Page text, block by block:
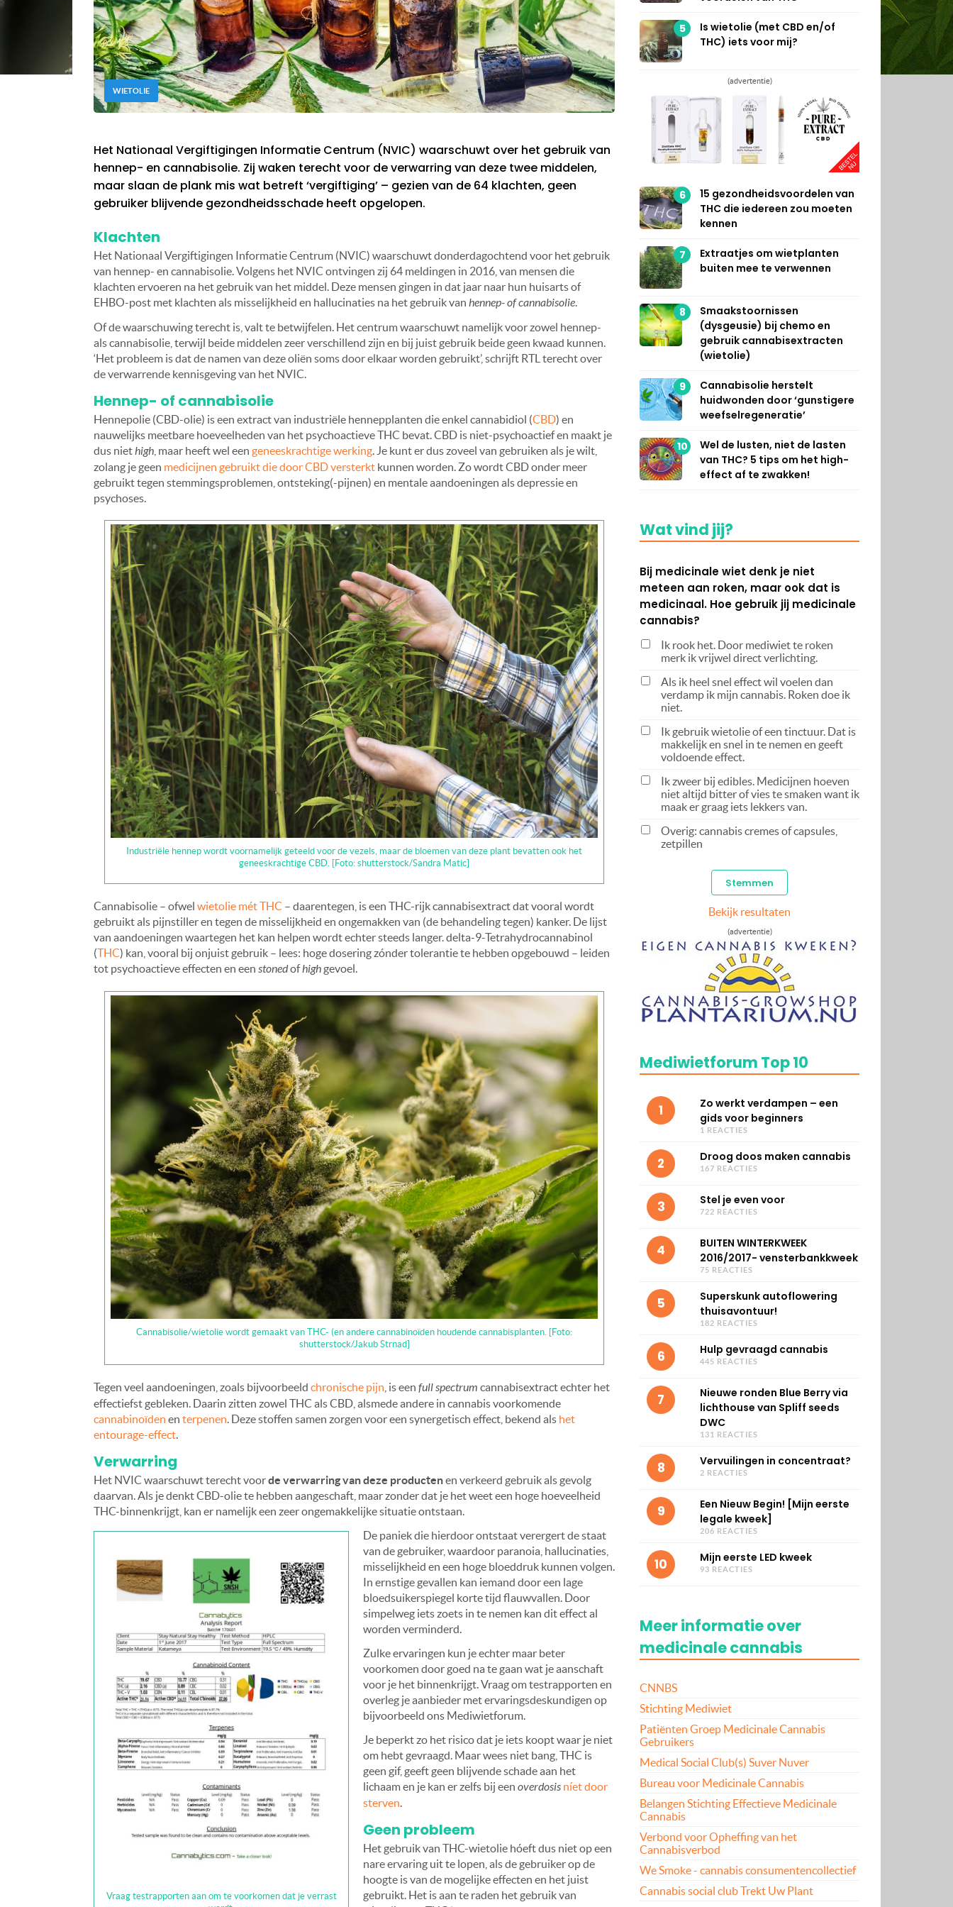
WIETOLIE
Het Nationaal Vergiftigingen Informatie Centrum (NVIC) waarschuwt over het gebruik van
hennep- en cannabisolie. Zij waken terecht voor de verwarring van deze twee middelen,
maar slaan de plank mis wat betreft ‘vergiftiging’ – gezien van de 64 klachten, geen
gebruiker blijvende gezondheidsschade heeft opgelopen.
Klachten
Het Nationaal Vergiftigingen Informatie Centrum (NVIC) waarschuwt donderdagochtend voor het gebruik
van hennep- en cannabisolie. Volgens het NVIC ontvingen zij 64 meldingen in 2016, van mensen die
klachten ervoeren na het gebruik van het middel. Deze mensen gingen in dat jaar naar hun huisarts of
EHBO-post met klachten als misselijkheid en hallucinaties na het gebruik van hennep- of cannabisolie.
Of de waarschuwing terecht is, valt te betwijfelen. Het centrum waarschuwt namelijk voor zowel hennep-
als cannabisolie, terwijl beide middelen zeer verschillend zijn en bij juist gebruik beide geen kwaad kunnen.
‘Het probleem is dat de namen van deze oliën soms door elkaar worden gebruikt’, schrijft RTL terecht over
de verwarrende kennisgeving van het NVIC.
Hennep- of cannabisolie
Hennepolie (CBD-olie) is een extract van industriële hennepplanten die enkel cannabidiol (CBD) en
nauwelijks meetbare hoeveelheden van het psychoactieve THC bevat. CBD is niet-psychoactief en maakt je
dus niethigh , maar heeft wel een geneeskrachtige werking. Je kunt er dus zoveel van gebruiken als je wilt,
zolang je geen medicijnen gebruikt die door CBD versterkt kunnen worden. Zo wordt CBD onder meer
gebruikt tegen stemmingsproblemen, ontsteking(-pijnen) en mentale aandoeningen als depressie en
psychoses.
Industriële hennep wordt voornamelijk geteeld voor de vezels, maar de bloemen van deze plant bevatten ook het
geneeskrachtige CBD. [Foto: shutterstock/Sandra Matic]
Cannabisolie – ofwel wietolie mét THC – daarentegen, is een THC-rijk cannabisextract dat vooral wordt
gebruikt als pijnstiller en tegen de misselijkheid en ongemakken van (de behandeling tegen) kanker. De lijst
van aandoeningen waartegen het kan helpen wordt echter steeds langer. delta-9-Tetrahydrocannabinol
(THC) kan, vooral bij onjuist gebruik – lees: hoge dosering zónder tolerantie te hebben opgebouwd – leiden
tot psychoactieve effecten en een stonedofhigh gevoel.
Cannabisolie/wietolie wordt gemaakt van THC- (en andere cannabinoïden houdende cannabisplanten. [Foto:
shutterstock/Jakub Strnad]
Tegen veel aandoeningen, zoals bijvoorbeeld chronische pijn , is een full spectrum cannabisextract echter het
effectiefst gebleken. Daarin zitten zowel THC als CBD, alsmede andere in cannabis voorkomende
cannabinoïden en terpenen. Deze stoffen samen zorgen voor een synergetisch effect, bekend als het
entourage-effect.
Verwarring
Het NVIC waarschuwt terecht voorde verwarring van deze productenen verkeerd gebruik als gevolg
daarvan. Als je denkt CBD-olie te hebben aangeschaft, maar zonder dat je het weet een hoge hoeveelheid
THC-binnenkrijgt, kan er namelijk een zeer ongemakkelijke situatie ontstaan.
Vraag testrapporten aan om te voorkomen dat je verrast
De paniek die hierdoor ontstaat verergert de staat
van de gebruiker, waardoor paranoia, hallucinaties,
misselijkheid en een hoge bloeddruk kunnen volgen.
In ernstige gevallen kan iemand door een lage
bloedsuikerspiegel korte tijd flauwvallen. Door
simpelweg iets zoets in te nemen kan dit effect al
worden verminderd.
Zulke ervaringen kun je echter maar beter
voorkomen door goed na te gaan wat je aanschaft
voor je het binnenkrijgt. Vraag om testrapporten en
overleg je aanbieder met ervaringsdeskundigen op
bijvoorbeeld ons Mediwietforum.
Je beperkt zo het risico dat je iets koopt waar je niet
om hebt gevraagd. Maar wees niet bang, THC is
geen gif, geeft geen blijvende schade aan het
lichaam en je kan er zelfs bij een overdosis níet door
sterven.
Geen probleem
Het gebruik van THC-wietolie hóeft dus niet op een
nare ervaring uit te lopen, als de gebruiker op de
hoogte is van de mogelijke effecten en het juist
gebruikt. Het is aan te raden het gebruik van
5
Is wietolie (met CBD en/of
THC) iets voor mij?
(advertentie)
6
15 gezondheidsvoordelen van
THC die iedereen zou moeten
kennen
7
Extraatjes om wietplanten
buiten mee te verwennen
8
Smaakstoornissen
(dysgeusie) bij chemo en
gebruik cannabisextracten
(wietolie)
9
Cannabisolie herstelt
huidwonden door ‘gunstigere
weefselregeneratie’
10
Wel de lusten, niet de lasten
van THC? 5 tips om het high-
effect af te zwakken!
Wat vind jij?
Bij medicinale wiet denk je niet
meteen aan roken, maar ook dat is
medicinaal. Hoe gebruik jij medicinale
cannabis?
Ik rook het. Door mediwiet te roken
merk ik vrijwel direct verlichting.
Als ik heel snel effect wil voelen dan
verdamp ik mijn cannabis. Roken doe ik
niet.
Ik gebruik wietolie of een tinctuur. Dat is
makkelijk en snel in te nemen en geeft
voldoende effect.
Ik zweer bij edibles. Medicijnen hoeven
niet altijd bitter of vies te smaken want ik
maak er graag iets lekkers van.
Overig: cannabis cremes of capsules,
zetpillen
Bekijk resultaten
(advertentie)
Mediwietforum Top 10
1
Zo werkt verdampen – een
gids voor beginners
1 REACTIES
2 Droog doos maken cannabis
167 REACTIES
3 Stel je even voor
722 REACTIES
4
BUITEN WINTERKWEEK
2016/2017- vensterbankkweek
75 REACTIES
5
Superskunk autoflowering
thuisavontuur!
182 REACTIES
6 Hulp gevraagd cannabis
445 REACTIES
7
Nieuwe ronden Blue Berry via
lichthouse van Spliff seeds
DWC
131 REACTIES
8 Vervuilingen in concentraat?
2 REACTIES
9
Een Nieuw Begin! [Mijn eerste
legale kweek]
206 REACTIES
10 Mijn eerste LED kweek
93 REACTIES
Meer informatie over
medicinale cannabis
CNNBS
Stichting Mediwiet
Patiënten Groep Medicinale Cannabis
Gebruikers
Medical Social Club(s) Suver Nuver
Bureau voor Medicinale Cannabis
Belangen Stichting Effectieve Medicinale
Cannabis
Verbond voor Opheffing van het
Cannabisverbod
We Smoke - cannabis consumentencollectief
Cannabis social club Trekt Uw Plant